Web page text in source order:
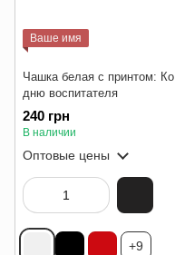
Ваше имя
Чашка белая с принтом: Ко
дню воспитателя
240 грн
В наличии
Оптовые цены
+9